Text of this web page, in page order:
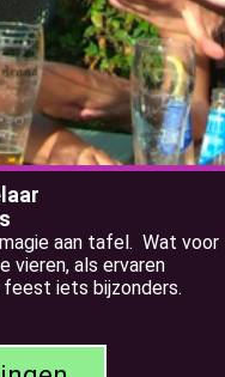
aan tafel. Wat voor
vieren, als ervaren
iets bijzonders.